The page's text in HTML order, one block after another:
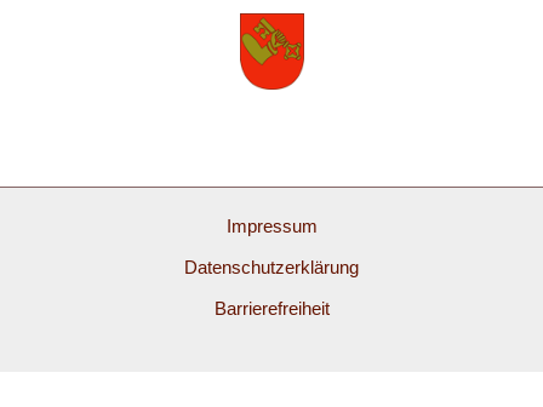
Impressum
Datenschutzerklärung
Barrierefreiheit